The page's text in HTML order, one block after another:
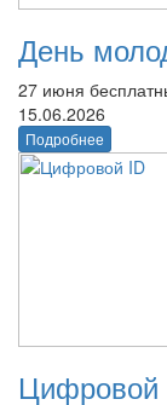
День
27 июня
15.06.2026
Подробнее
Цифровой